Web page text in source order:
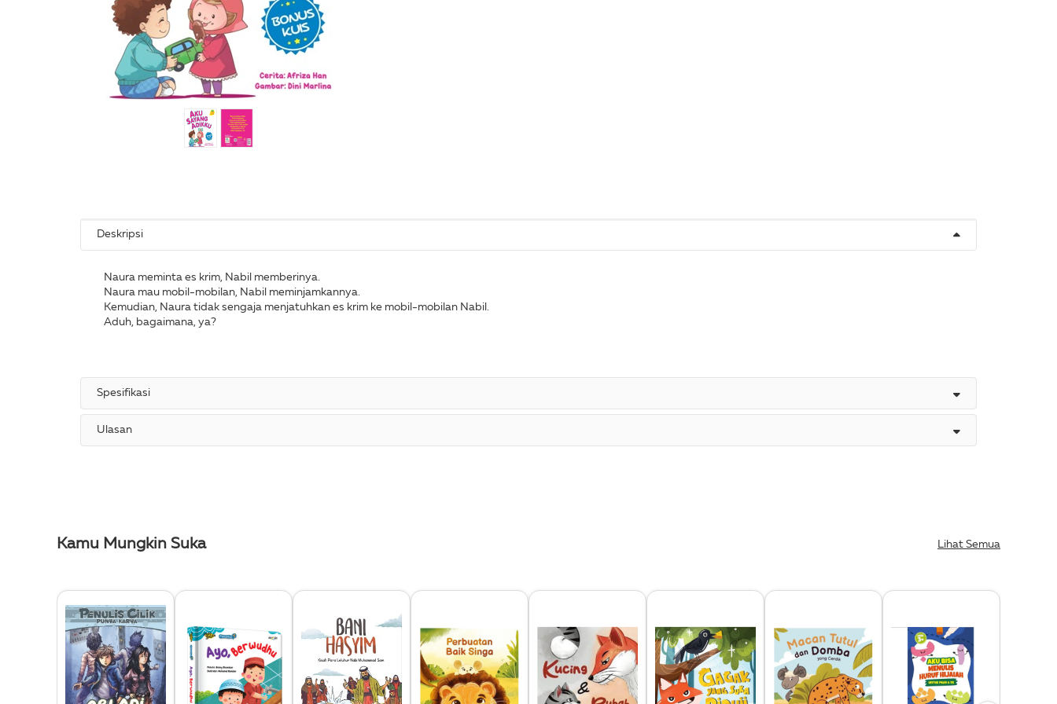
Deskripsi
Naura meminta es krim, Nabil memberinya.
Naura mau mobil-mobilan, Nabil meminjamkannya.
Kemudian, Naura tidak sengaja menjatuhkan es krim ke mobil-mobilan Nabil.
Aduh, bagaimana, ya?
Spesifikasi
Ulasan
Kamu Mungkin Suka Lihat Semua